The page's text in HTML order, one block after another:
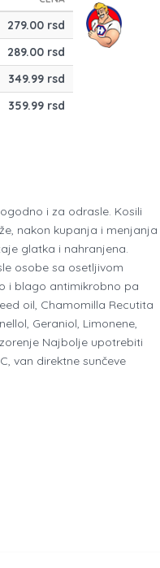
279.00 rsd
289.00 rsd
349.99 rsd
359.99 rsd
i za odrasle. Kosili
nakon kupanja i menjanja
glatka i nahranjena.
osobe sa osetljivom
i blago antimikrobno pa
oil, Chamomilla Recutita
Geraniol, Limonene,
Najbolje upotrebiti
van direktne sunčeve